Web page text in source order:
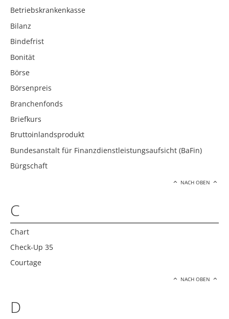
Betriebskrankenkasse
Bilanz
Bindefrist
Bonität
Börse
Börsenpreis
Branchenfonds
Briefkurs
Bruttoinlandsprodukt
Bundesanstalt für Finanzdienstleistungsaufsicht (BaFin)
Bürgschaft
NACH OBEN
C
Chart
Check-Up 35
Courtage
NACH OBEN
D